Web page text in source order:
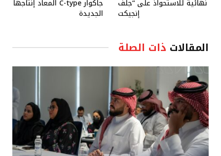
نهائية للاستحواذ على “جلف
إنجيكت
جاكوار C-type المعاد إنتاجها
الجديدة
المقالات ذات الصلة